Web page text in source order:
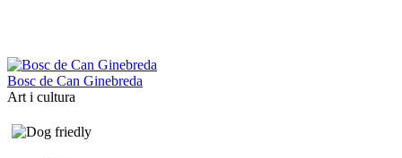
Bosc de Can Ginebreda
Art i cultura